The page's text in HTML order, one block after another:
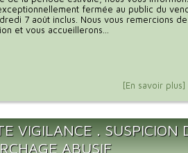
fermée au public du
7 août inclus. Nous vous remercions
et vous accueillerons...
[En savoir plus]
VIGILANCE . SUSPICION
ABUSIF